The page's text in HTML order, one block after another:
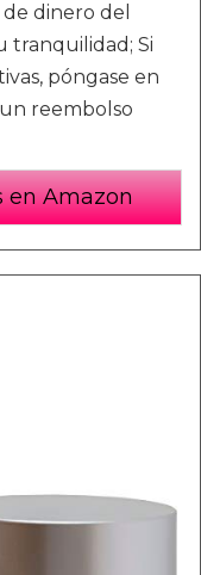
dinero del
tranquilidad; Si
póngase en
reembolso
en Amazon